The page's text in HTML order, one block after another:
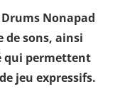
Nonapad
sons, ainsi
qui permettent
jeu expressifs.